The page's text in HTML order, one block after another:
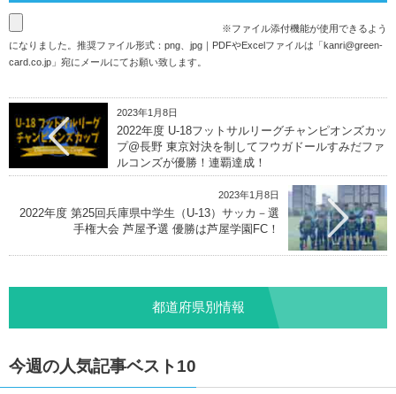
※ファイル添付機能が使用できるよう
になりました。推奨ファイル形式：png、jpg｜PDFやExcelファイルは「kanri@green-
card.co.jp 」宛にメールにてお願い致します。
2023年1月8日
2022年度 U-18フットサルリーグチャンピオンズカッ
プ@長野 東京対決を制してフウガドールすみだファ
ルコンズが優勝！連覇達成！
2023年1月8日
2022年度 第25回兵庫県中学生（U-13）サッカ－選
手権大会 芦屋予選 優勝は芦屋学園FC！
都道府県別情報
今週の人気記事ベスト10